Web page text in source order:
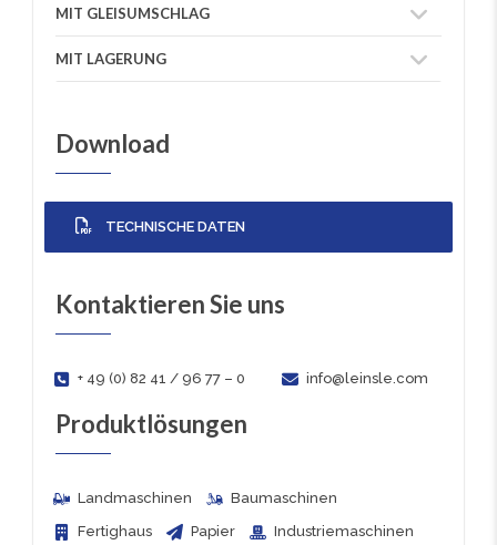
MIT GLEISUMSCHLAG
MIT LAGERUNG
Download
TECHNISCHE DATEN
Kontaktieren Sie uns
+ 49 (0) 82 41 / 96 77 – 0 info@leinsle.com
Produktlösungen
Landmaschinen
Baumaschinen
Fertighaus
Papier Industriemaschinen